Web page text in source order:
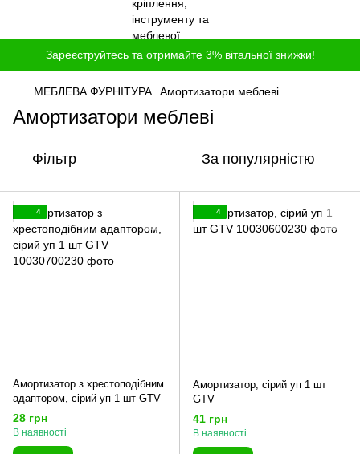
Зареєструйтесь та отримайте 3% вітальної знижки!
МЕБЛЕВА ФУРНІТУРА Амортизатори меблеві
Амортизатори меблеві
Фільтр За популярністю
4
Амортизатор з хрестоподібним
адаптором, сiрий уп 1 шт GTV
28 грн
В наявності
4
Амортизатор, сiрий уп 1 шт
GTV
41 грн
В наявності